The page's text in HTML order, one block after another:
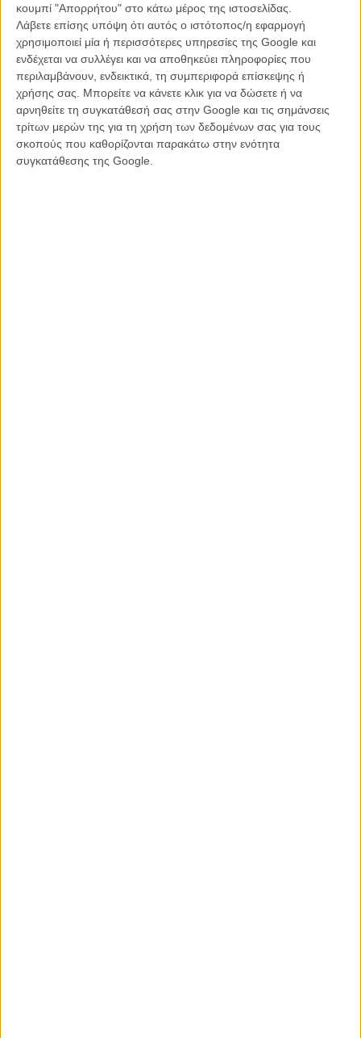
κουμπί "Απορρήτου" στο κάτω μέρος της ιστοσελίδας.
Λάβετε επίσης υπόψη ότι αυτός ο ιστότοπος/η εφαρμογή
χρησιμοποιεί μία ή περισσότερες υπηρεσίες της Google και
ενδέχεται να συλλέγει και να αποθηκεύει πληροφορίες που
περιλαμβάνουν, ενδεικτικά, τη συμπεριφορά επίσκεψης ή
χρήσης σας. Μπορείτε να κάνετε κλικ για να δώσετε ή να
αρνηθείτε τη συγκατάθεσή σας στην Google και τις σημάνσεις
τρίτων μερών της για τη χρήση των δεδομένων σας για τους
σκοπούς που καθορίζονται παρακάτω στην ενότητα
συγκατάθεσης της Google.
Ο Κρίστι Πουίου («Ο Θάνατος του Κυρίου Λαζαρέσκου», «Aurora»)
επιστρέφει με μία ταινία εξαντλητικής είναι η αλήθεια παρατήρησης
και σύγχρονου νεορεαλισμού (τόσο υπογραμμισμένου βέβαια που
καταλήγει ως απόλυτο στυλ). Με την κάμερα στριμωγμένη μαζί μας
και με τους 16 -μετρήσαμε- χαρακτήρες στο μικροαστικό διαμέρισμα